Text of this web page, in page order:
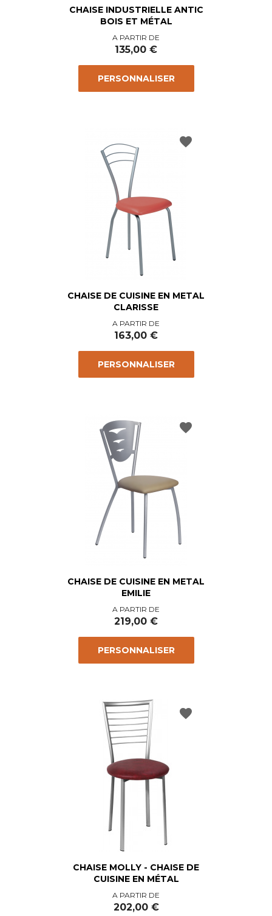
CHAISE INDUSTRIELLE ANTIC
BOIS ET MÉTAL
Prix
A PARTIR DE
135,00 €
PERSONNALISER
CHAISE DE CUISINE EN METAL
CLARISSE
Prix
A PARTIR DE
163,00 €
PERSONNALISER
favorite
CHAISE DE CUISINE EN METAL
EMILIE
Prix
A PARTIR DE
219,00 €
PERSONNALISER
favorite
CHAISE MOLLY - CHAISE DE
CUISINE EN MÉTAL
Prix
A PARTIR DE
202,00 €
favorite